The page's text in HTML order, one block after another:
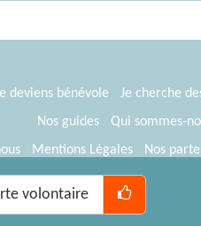
volontaire
deviens bénévole
Je cherche
Nos guides
Qui sommes-
Mentions Légales Nos
® Tous Bénévoles 2012-2026